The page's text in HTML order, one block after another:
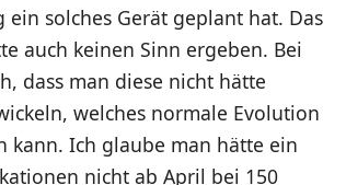
solches Gerät geplant hat. Das
auch keinen Sinn ergeben. Bei
dass man diese nicht hätte
welches normale Evolution
kann. Ich glaube man hätte ein
nicht ab April bei 150